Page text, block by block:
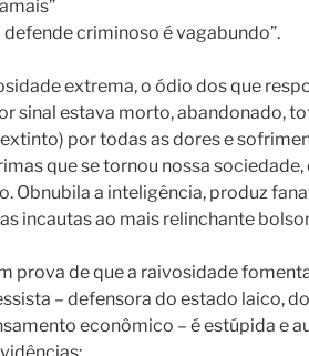
defende criminoso é vagabundo”.
extrema, o ódio dos que
sinal estava morto, abandonado,
por todas as dores e
que se tornou nossa sociedade,
Obnubila a inteligência, produz
incautas ao mais relinchante
prova de que a raivosidade
– defensora do estado laico,
econômico – é estúpida e